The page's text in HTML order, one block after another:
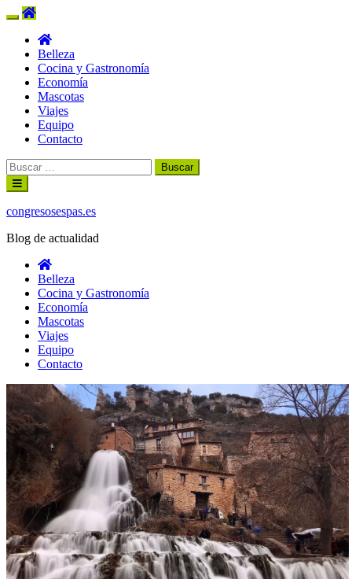
Belleza
Cocina y Gastronomía
Economía
Mascotas
Viajes
Equipo
Contacto
Buscar:
Ir
al
contenido
congresosespas.es
Blog de actualidad
Belleza
Cocina y Gastronomía
Economía
Mascotas
Viajes
Equipo
Contacto